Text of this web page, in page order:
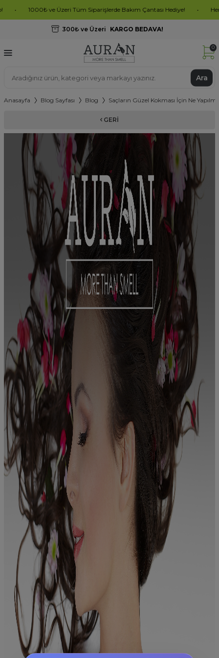
1000₺ ve Üzeri Tüm Siparişlerde Bakım Çantası Hediye! • Hemen
300₺ ve Üzeri KARGO BEDAVA!
Ara
0
Anasayfa Blog Sayfası Blog Saçların Güzel Kokması İçin Ne
GERI